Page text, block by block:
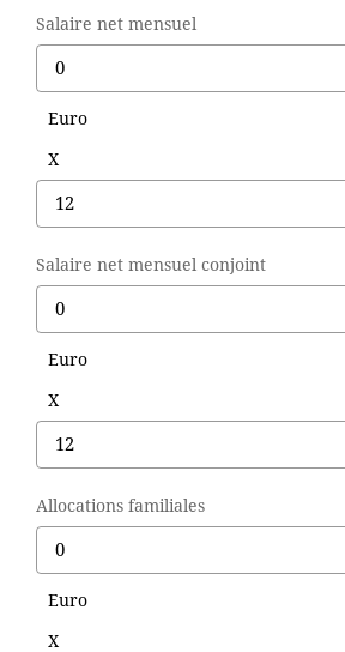
+ De 250 000 Euros
ESTIMATION
Salaire net mensuel
Euro
X
Salaire net mensuel conjoint
Euro
X
Allocations familiales
Euro
X